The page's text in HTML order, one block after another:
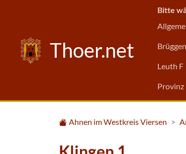
Thoer.net
Bitte
Leuth F
Provinz
Ahnen im Westkreis Viersen